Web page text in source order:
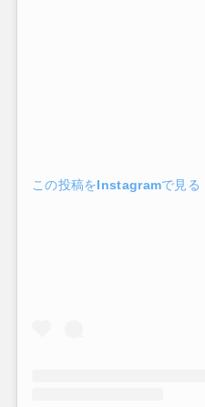
この投稿をInstagramで見る